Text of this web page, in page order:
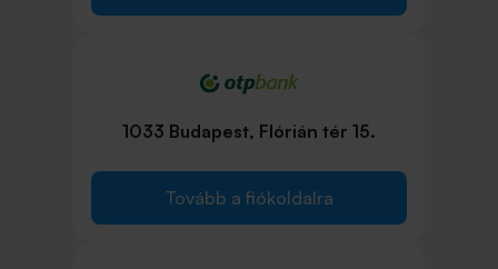
1033 Budapest, Flórián tér 15.
Tovább a fiókoldalra